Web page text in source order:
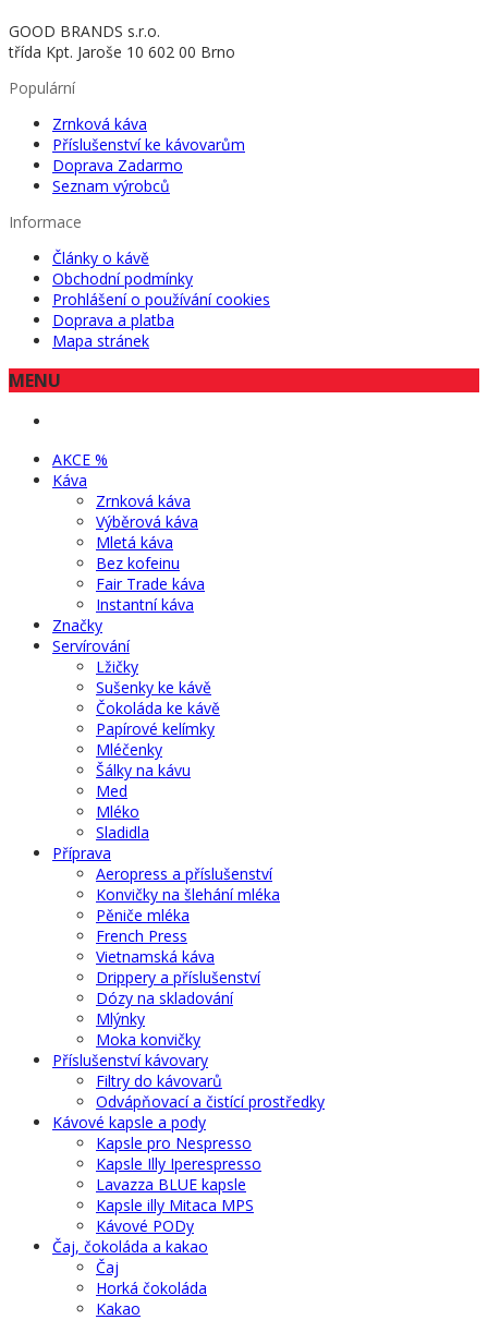
GOOD BRANDS s.r.o.
třída Kpt. Jaroše 10 602 00 Brno
Populární
Zrnková káva
Příslušenství ke kávovarům
Doprava Zadarmo
Seznam výrobců
Informace
Články o kávě
Obchodní podmínky
Prohlášení o používání cookies
Doprava a platba
Mapa stránek
MENU
AKCE %
Káva
Zrnková káva
Výběrová káva
Mletá káva
Bez kofeinu
Fair Trade káva
Instantní káva
Značky
Servírování
Lžičky
Sušenky ke kávě
Čokoláda ke kávě
Papírové kelímky
Mléčenky
Šálky na kávu
Med
Mléko
Sladidla
Příprava
Aeropress a příslušenství
Konvičky na šlehání mléka
Pěniče mléka
French Press
Vietnamská káva
Drippery a příslušenství
Dózy na skladování
Mlýnky
Moka konvičky
Příslušenství kávovary
Filtry do kávovarů
Odvápňovací a čistící prostředky
Kávové kapsle a pody
Kapsle pro Nespresso
Kapsle Illy Iperespresso
Lavazza BLUE kapsle
Kapsle illy Mitaca MPS
Kávové PODy
Čaj, čokoláda a kakao
Čaj
Horká čokoláda
Kakao